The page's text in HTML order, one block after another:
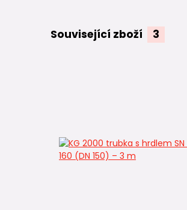
Související zboží 3